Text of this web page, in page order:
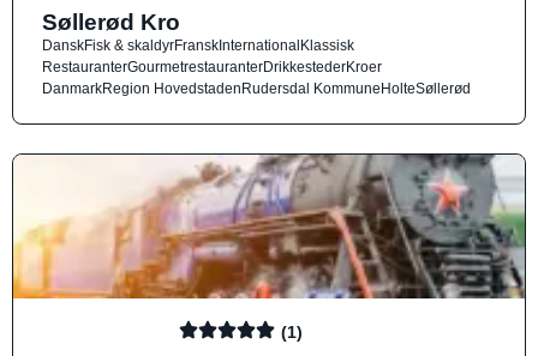
Søllerød Kro
DanskFisk & skaldyrFranskInternationalKlassisk
RestauranterGourmetrestauranterDrikkestederKroer
DanmarkRegion HovedstadenRudersdal KommuneHolteSøllerød
(1)